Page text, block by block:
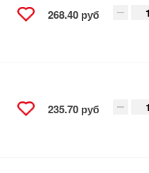
268.40 руб
235.70 руб